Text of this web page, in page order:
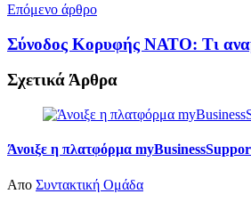
Επόμενο άρθρο
Σύνοδος Κορυφής ΝΑΤΟ: Τι
ΣχετικάΆρθρα
Άνοιξε η πλατφόρμα
Απο Συντακτική Ομάδα